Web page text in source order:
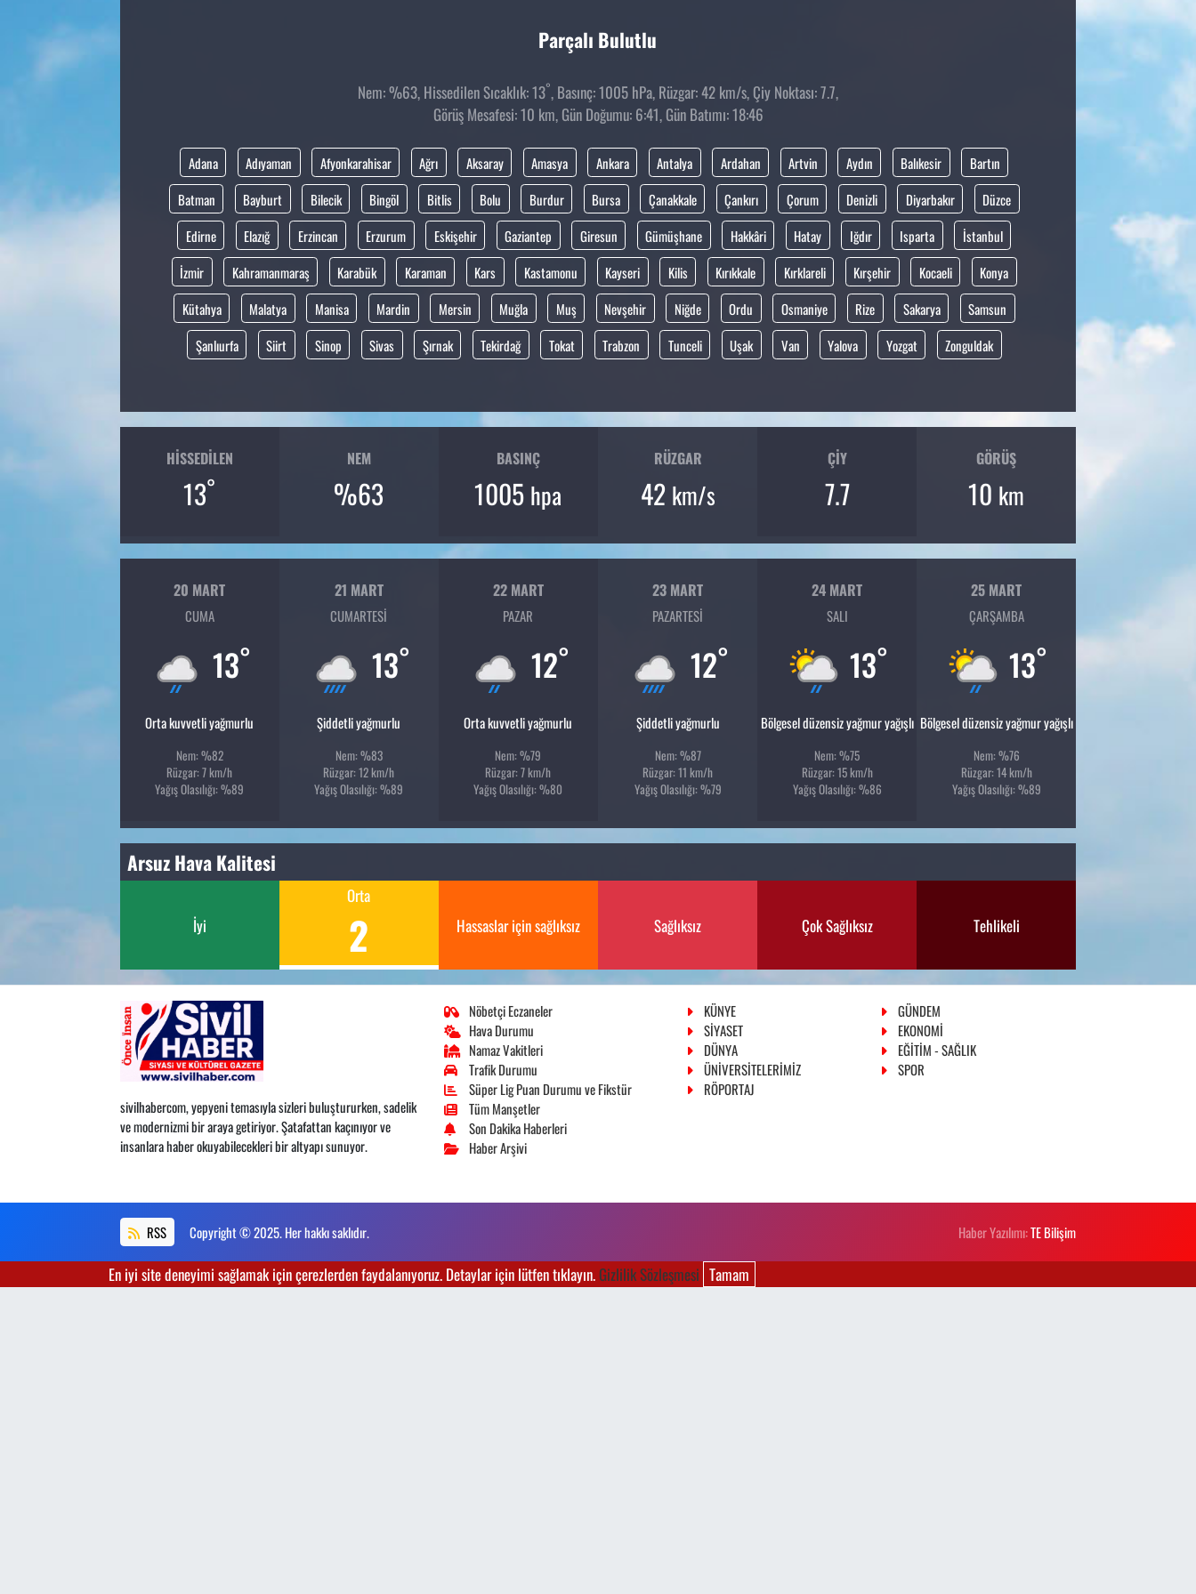
Parçalı Bulutlu
Nem: %63, Hissedilen Sıcaklık: 13°, Basınç: 1005 hPa, Rüzgar: 42 km/s, Çiy Noktası: 7.7,
Görüş Mesafesi: 10 km, Gün Doğumu: 6:41, Gün Batımı: 18:46
Adana Adıyaman Afyonkarahisar Ağrı Aksaray Amasya Ankara Antalya Ardahan Artvin Aydın Balıkesir
Bartın
Batman
Bayburt Bilecik Bingöl Bitlis Bolu Burdur Bursa Çanakkale Çankırı Çorum Denizli Diyarbakır
Düzce
Edirne
Elazığ Erzincan Erzurum Eskişehir Gaziantep Giresun Gümüşhane Hakkâri Hatay Iğdır Isparta
İstanbul
İzmir
Kahramanmaraş Karabük Karaman Kars Kastamonu Kayseri Kilis Kırıkkale Kırklareli Kırşehir Kocaeli
Konya
Kütahya
Malatya Manisa Mardin Mersin Muğla Muş Nevşehir Niğde Ordu Osmaniye Rize Sakarya
Samsun
Şanlıurfa
Siirt Sinop Sivas Şırnak Tekirdağ Tokat Trabzon Tunceli Uşak Van Yalova Yozgat Zonguldak
HISSEDILEN
13°
NEM
%63
BASINÇ
1005 hpa
RÜZGAR
42 km/s
ÇIY
7.7
GÖRÜŞ
10 km
20 MART
CUMA
13°
Orta kuvvetli yağmurlu
Nem: %82
Rüzgar: 7 km/h
Yağış Olasılığı: %89
21 MART
CUMARTESI
13°
Şiddetli yağmurlu
Nem: %83
Rüzgar: 12 km/h
Yağış Olasılığı: %89
22 MART
PAZAR
12°
Orta kuvvetli yağmurlu
Nem: %79
Rüzgar: 7 km/h
Yağış Olasılığı: %80
23 MART
PAZARTESI
12°
Şiddetli yağmurlu
Nem: %87
Rüzgar: 11 km/h
Yağış Olasılığı: %79
24 MART
SALI
13°
Bölgesel düzensiz yağmur yağışlı
Nem: %75
Rüzgar: 15 km/h
Yağış Olasılığı: %86
25 MART
ÇARŞAMBA
13°
Bölgesel düzensiz yağmur yağışlı
Nem: %76
Rüzgar: 14 km/h
Yağış Olasılığı: %89
Arsuz Hava Kalitesi
İyi
Orta
2 Hassaslar için sağlıksız Sağlıksız Çok Sağlıksız Tehlikeli
sivilhabercom, yepyeni temasıyla sizleri buluştururken, sadelik
ve modernizmi bir araya getiriyor. Şatafattan kaçınıyor ve
insanlara haber okuyabilecekleri bir altyapı sunuyor.
Nöbetçi Eczaneler
Hava Durumu
Namaz Vakitleri
Trafik Durumu
Süper Lig Puan Durumu ve Fikstür
Tüm Manşetler
Son Dakika Haberleri
Haber Arşivi
KÜNYE
GÜNDEM
SİYASET
EKONOMİ
DÜNYA
EĞİTİM - SAĞLIK
ÜNİVERSİTELERİMİZ
SPOR
RÖPORTAJ
RSS Copyright © 2025. Her hakkı saklıdır. Haber Yazılımı:TE Bilişim
En iyi site deneyimi sağlamak için çerezlerden faydalanıyoruz. Detaylar için lütfen tıklayın.Gizlilik Sözleşmesi Tamam